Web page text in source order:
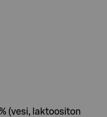
(vesi, laktoositon